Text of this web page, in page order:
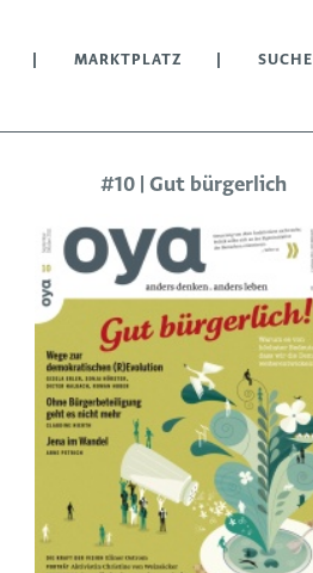
MARKTPLATZ SUCHE
#10 | Gut bürgerlich